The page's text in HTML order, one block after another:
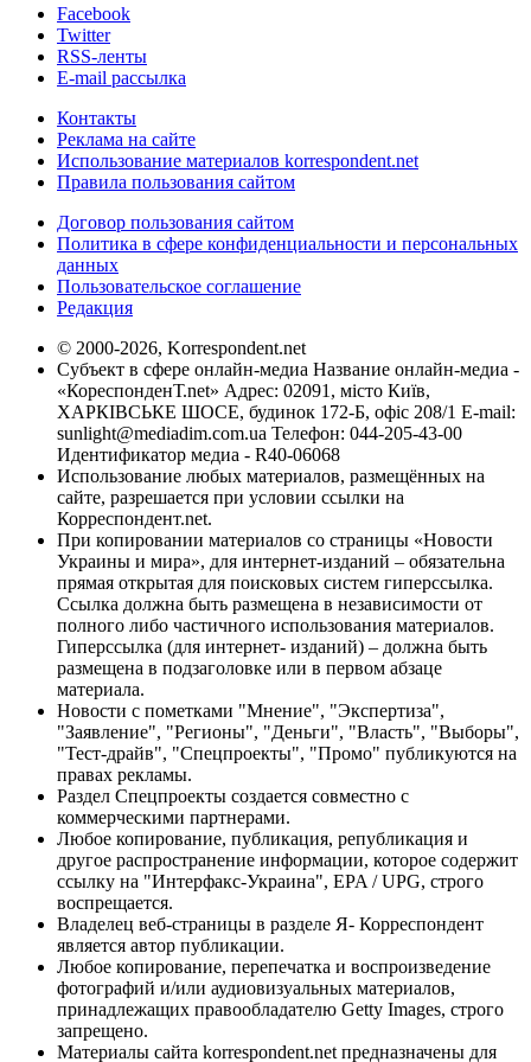
Facebook
Twitter
RSS-ленты
E-mail рассылка
Контакты
Реклама на сайте
Использование материалов korrespondent.net
Правила пользования сайтом
Договор пользования сайтом
Политика в сфере конфиденциальности и персональных
данных
Пользовательское соглашение
Редакция
© 2000-2026, Korrespondent.net
Субъект в сфере онлайн-медиа Название онлайн-медиа -
«КореспонденТ.net» Адрес: 02091, місто Київ,
ХАРКІВСЬКЕ ШОСЕ, будинок 172-Б, офіс 208/1 E-mail:
sunlight@mediadim.com.ua Телефон: 044-205-43-00
Идентификатор медиа - R40-06068
Использование любых материалов, размещённых на
сайте, разрешается при условии ссылки на
Корреспондент.net.
При копировании материалов со страницы «Новости
Украины и мира», для интернет-изданий – обязательна
прямая открытая для поисковых систем гиперссылка.
Ссылка должна быть размещена в независимости от
полного либо частичного использования материалов.
Гиперссылка (для интернет- изданий) – должна быть
размещена в подзаголовке или в первом абзаце
материала.
Новости с пометками "Мнение", "Экспертиза",
"Заявление", "Регионы", "Деньги", "Власть", "Выборы",
"Тест-драйв", "Спецпроекты", "Промо" публикуются на
правах рекламы.
Раздел Спецпроекты создается совместно с
коммерческими партнерами.
Любое копирование, публикация, републикация и
другое распространение информации, которое содержит
ссылку на "Интерфакс-Украина", EPA / UPG, строго
воспрещается.
Владелец веб-страницы в разделе Я- Корреспондент
является автор публикации.
Любое копирование, перепечатка и воспроизведение
фотографий и/или аудиовизуальных материалов,
принадлежащих правообладателю Getty Images, строго
запрещено.
Материалы сайта korrespondent.net предназначены для